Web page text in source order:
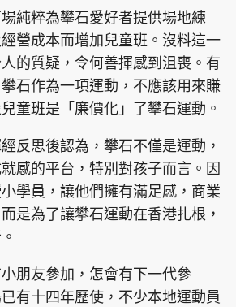
純粹為攀石愛好者提供場地練
營成本而增加兒童班。沒料這一
的質疑，令何善揮感到沮喪。有
石作為一項運動，不應該用來賺
童班是「廉價化」了攀石運動。
反思後認為，攀石不僅是運動，
感的平台，特別對孩子而言。因
學員，讓他們擁有滿足感，商業
是為了讓攀石運動在香港扎根，
朋友參加，怎會有下一代參
有十四年歷使，不少本地運動員